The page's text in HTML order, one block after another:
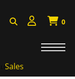
0
Sales